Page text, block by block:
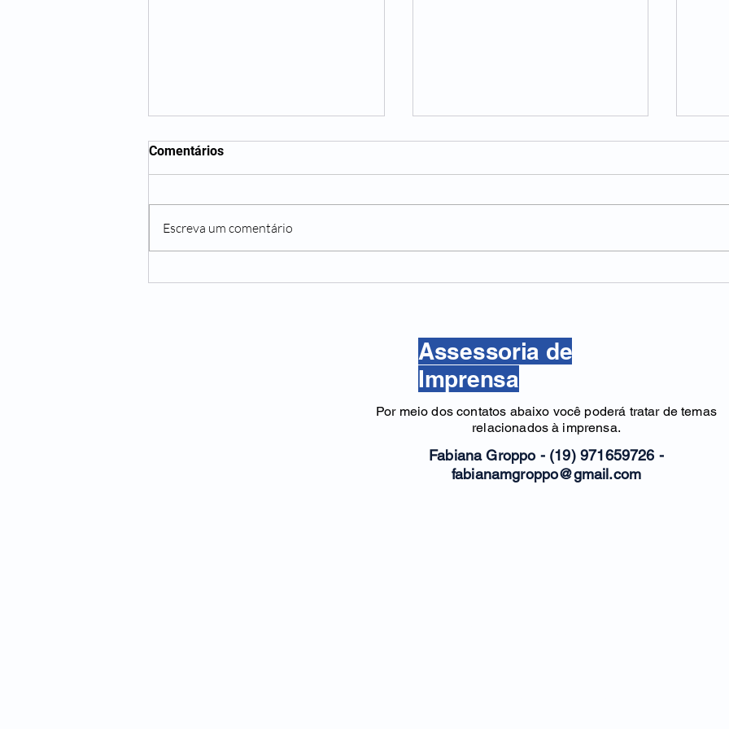
Comentários
Escreva um comentário
Assessoria de
Imprensa
Por meio dos contatos abaixo você poderá tratar de temas
relacionados à imprensa.
Fabiana Groppo - (19) 971659726 -
fabianamgroppo@gmail.com